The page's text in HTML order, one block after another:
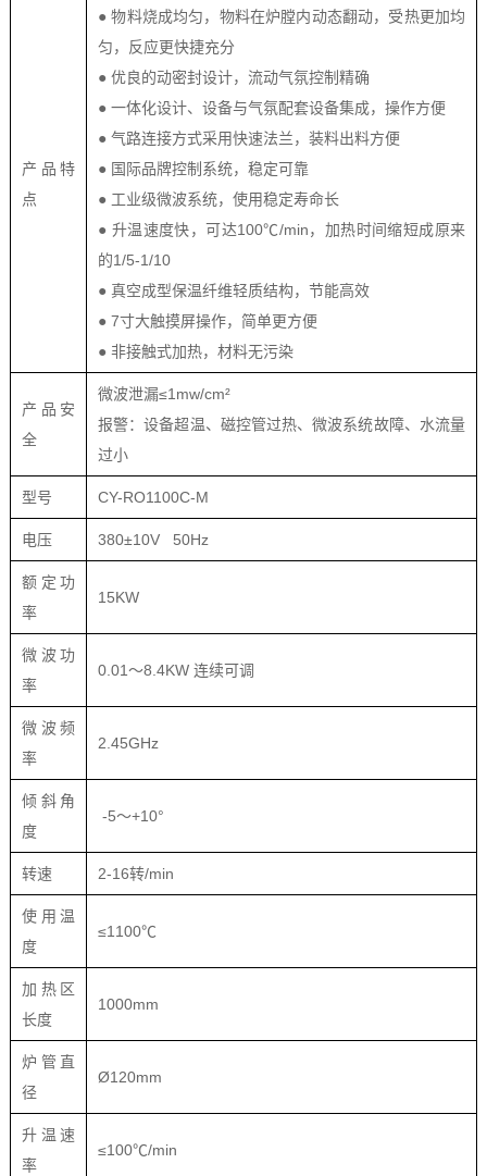
产品特
点
● 物料烧成均匀，物料在炉膛内动态翻动，受热更加均
匀，反应更快捷充分
● 优良的动密封设计，流动气氛控制精确
● 一体化设计、设备与气氛配套设备集成，操作方便
● 气路连接方式采用快速法兰，装料出料方便
● 国际品牌控制系统，稳定可靠
● 工业级微波系统，使用稳定寿命长
● 升温速度快，可达100℃/min，加热时间缩短成原来
的1/5-1/10
● 真空成型保温纤维轻质结构，节能高效
● 7寸大触摸屏操作，简单更方便
● 非接触式加热，材料无污染
产品安
全
微波泄漏≤1mw/cm²
报警：设备超温、磁控管过热、微波系统故障、水流量
过小
型号 CY-RO1100C-M
电压 380±10V 50Hz
额定功
率
15KW
微波功
率
0.01～8.4KW 连续可调
微波频
率
2.45GHz
倾斜角
度
-5～+10°
转速 2-16转/min
使用温
度
≤1100℃
加热区
长度
1000mm
炉管直
径
Ø120mm
升温速
率
≤100℃/min